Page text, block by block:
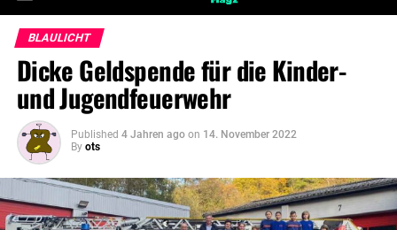
BLAULICHT
Dicke Geldspende für die Kinder-
und Jugendfeuerwehr
Published 4 Jahren ago on 14. November 2022
By ots